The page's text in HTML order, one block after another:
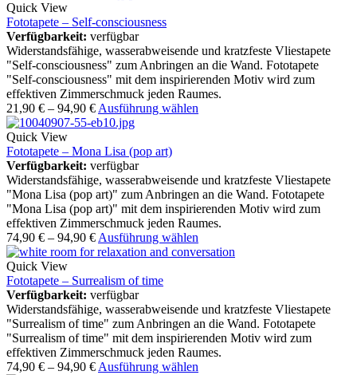
Quick View
Fototapete – Self-consciousness
Verfügbarkeit: verfügbar
Widerstandsfähige, wasserabweisende und kratzfeste Vliestapete
"Self-consciousness" zum Anbringen an die Wand. Fototapete
"Self-consciousness" mit dem inspirierenden Motiv wird zum
effektiven Zimmerschmuck jeden Raumes.
21,90 € – 94,90 € Ausführung wählen
Quick View
Fototapete – Mona Lisa (pop art)
Verfügbarkeit: verfügbar
Widerstandsfähige, wasserabweisende und kratzfeste Vliestapete
"Mona Lisa (pop art)" zum Anbringen an die Wand. Fototapete
"Mona Lisa (pop art)" mit dem inspirierenden Motiv wird zum
effektiven Zimmerschmuck jeden Raumes.
74,90 € – 94,90 € Ausführung wählen
Quick View
Fototapete – Surrealism of time
Verfügbarkeit: verfügbar
Widerstandsfähige, wasserabweisende und kratzfeste Vliestapete
"Surrealism of time" zum Anbringen an die Wand. Fototapete
"Surrealism of time" mit dem inspirierenden Motiv wird zum
effektiven Zimmerschmuck jeden Raumes.
74,90 € – 94,90 € Ausführung wählen